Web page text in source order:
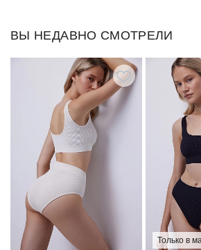
ВЫ НЕДАВНО СМОТРЕЛИ
Только в